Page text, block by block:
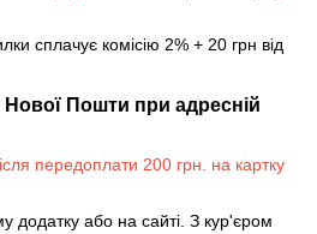
сплачує комісію 2% + 20 грн від
Нової Пошти при адресній
передоплати 200 грн. на картку
додатку або на сайті. З кур'єром